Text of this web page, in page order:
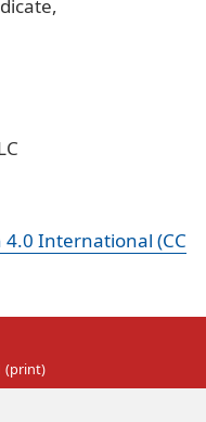
International (CC
(print)